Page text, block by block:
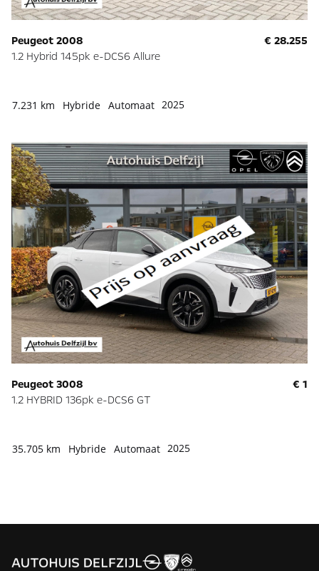
Peugeot 2008
1.2 Hybrid 145pk e-DCS6 Allure
€ 28.255
7.231 km Hybride Automaat 2025
Peugeot 3008
1.2 HYBRID 136pk e-DCS6 GT
€ 1
35.705 km Hybride Automaat 2025